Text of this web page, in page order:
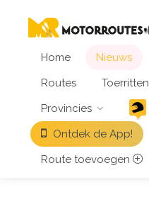
Home
Nieuws
Routes
Toerritten
Provincies
Ontdek de App!
Route toevoegen